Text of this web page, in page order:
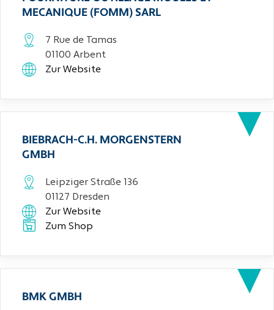
MECANIQUE (FOMM) SARL
7 Rue de Tamas
01100 Arbent
Zur Website
BIEBRACH-C.H. MORGENSTERN
GMBH
Leipziger Straße 136
01127 Dresden
Zur Website
Zum Shop
BMK GMBH